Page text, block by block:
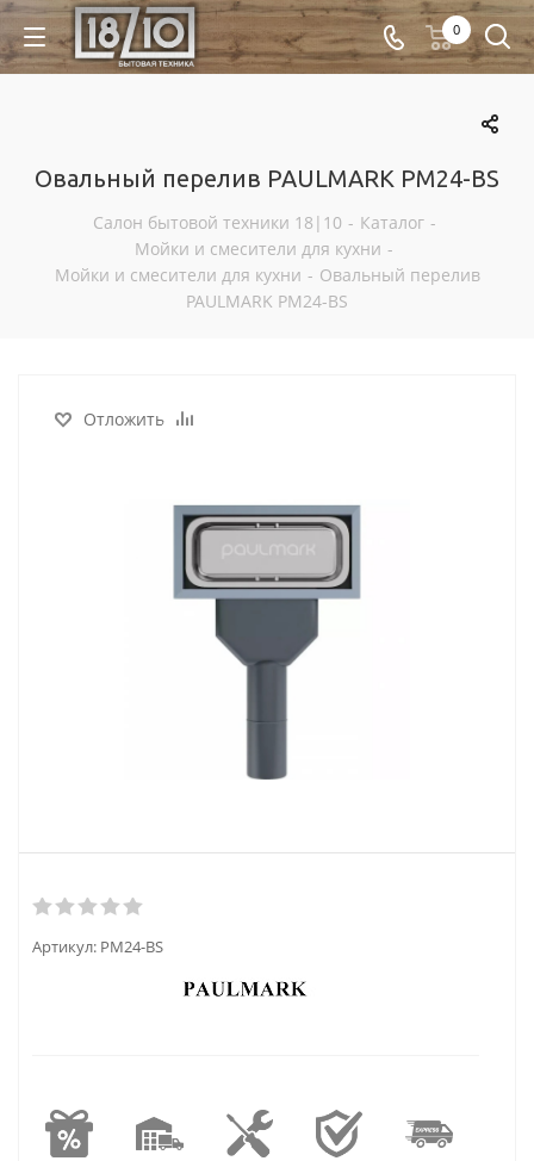
0
Овальный перелив PAULMARK PM24-BS
Салон бытовой техники 18|10 - Каталог -
Мойки и смесители для кухни -
Мойки и смесители для кухни - Овальный перелив
PAULMARK PM24-BS
Отложить
Артикул: PM24-BS